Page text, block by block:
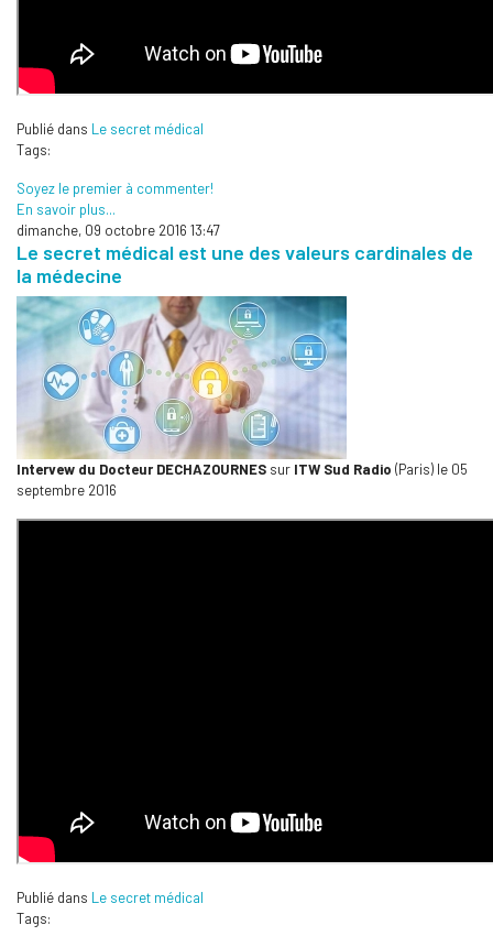
Publié dans Le secret médical
Tags:
Soyez le premier à commenter!
En savoir plus...
dimanche, 09 octobre 2016 13:47
Le secret médical est une des valeurs cardinales de
la médecine
Intervew du Docteur DECHAZOURNES sur ITW Sud Radio (Paris) le 05
septembre 2016
Publié dans Le secret médical
Tags: